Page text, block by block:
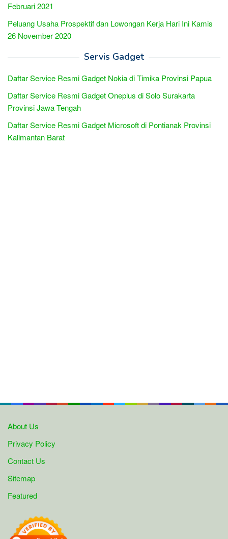
Februari 2021
Peluang Usaha Prospektif dan Lowongan Kerja Hari Ini Kamis
26 November 2020
Servis Gadget
Daftar Service Resmi Gadget Nokia di Timika Provinsi Papua
Daftar Service Resmi Gadget Oneplus di Solo Surakarta
Provinsi Jawa Tengah
Daftar Service Resmi Gadget Microsoft di Pontianak Provinsi
Kalimantan Barat
About Us
Privacy Policy
Contact Us
Sitemap
Featured